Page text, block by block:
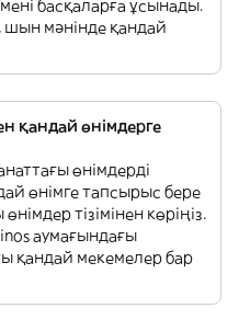
басқаларға ұсынады.
шын мәнінде қандай
қандай өнімдерге
өнімдерді
өнімге тапсырыс бере
тізімінен көріңіз.
аумағындағы
қандай мекемелер бар